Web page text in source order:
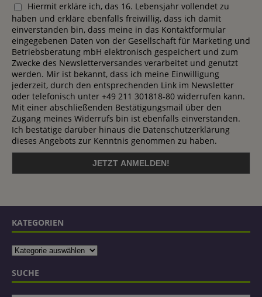
Hiermit erkläre ich, das 16. Lebensjahr vollendet zu
haben und erkläre ebenfalls freiwillig, dass ich damit
einverstanden bin, dass meine in das Kontaktformular
eingegebenen Daten von der Gesellschaft für Marketing und
Betriebsberatung mbH elektronisch gespeichert und zum
Zwecke des Newsletterversandes verarbeitet und genutzt
werden. Mir ist bekannt, dass ich meine Einwilligung
jederzeit, durch den entsprechenden Link im Newsletter
oder telefonisch unter +49 211 301818-80 widerrufen kann.
Mit einer abschließenden Bestätigungsmail über den
Zugang meines Widerrufs bin ist ebenfalls einverstanden.
Ich bestätige darüber hinaus die Datenschutzerklärung
dieses Angebots zur Kenntnis genommen zu haben.
KATEGORIEN
SUCHE